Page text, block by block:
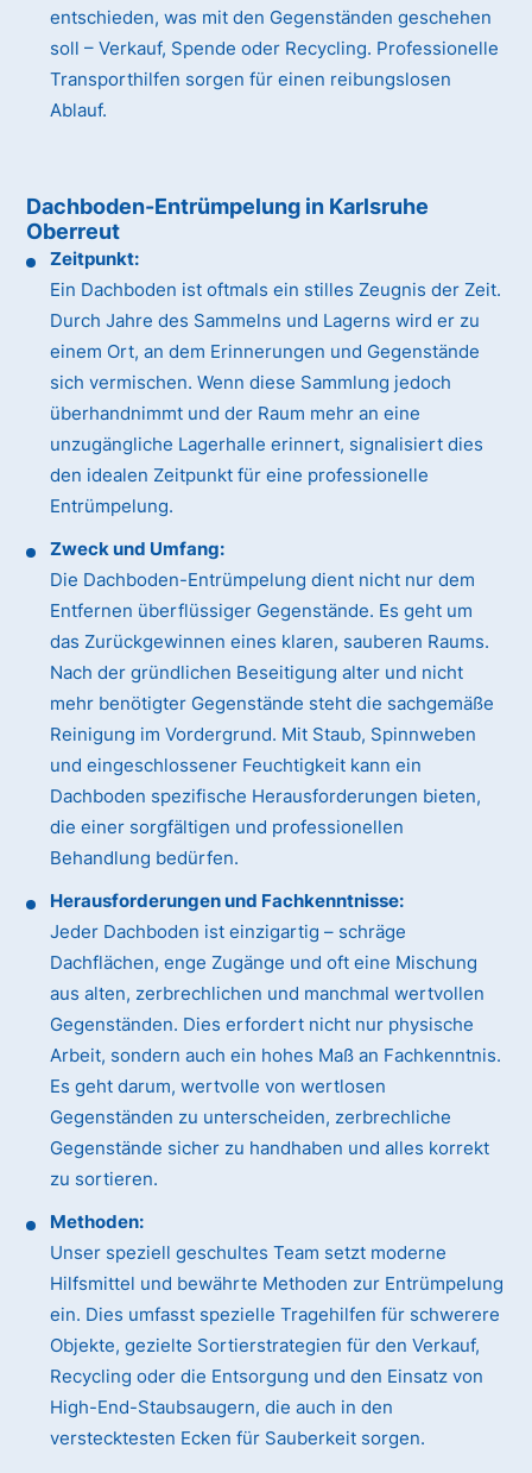
entschieden, was mit den Gegenständen geschehen
soll – Verkauf, Spende oder Recycling. Professionelle
Transporthilfen sorgen für einen reibungslosen
Ablauf.
Dachboden-Entrümpelung in Karlsruhe
Oberreut
Zeitpunkt:
Ein Dachboden ist oftmals ein stilles Zeugnis der Zeit.
Durch Jahre des Sammelns und Lagerns wird er zu
einem Ort, an dem Erinnerungen und Gegenstände
sich vermischen. Wenn diese Sammlung jedoch
überhandnimmt und der Raum mehr an eine
unzugängliche Lagerhalle erinnert, signalisiert dies
den idealen Zeitpunkt für eine professionelle
Entrümpelung.
Zweck und Umfang:
Die Dachboden-Entrümpelung dient nicht nur dem
Entfernen überflüssiger Gegenstände. Es geht um
das Zurückgewinnen eines klaren, sauberen Raums.
Nach der gründlichen Beseitigung alter und nicht
mehr benötigter Gegenstände steht die sachgemäße
Reinigung im Vordergrund. Mit Staub, Spinnweben
und eingeschlossener Feuchtigkeit kann ein
Dachboden spezifische Herausforderungen bieten,
die einer sorgfältigen und professionellen
Behandlung bedürfen.
Herausforderungen und Fachkenntnisse:
Jeder Dachboden ist einzigartig – schräge
Dachflächen, enge Zugänge und oft eine Mischung
aus alten, zerbrechlichen und manchmal wertvollen
Gegenständen. Dies erfordert nicht nur physische
Arbeit, sondern auch ein hohes Maß an Fachkenntnis.
Es geht darum, wertvolle von wertlosen
Gegenständen zu unterscheiden, zerbrechliche
Gegenstände sicher zu handhaben und alles korrekt
zu sortieren.
Methoden:
Unser speziell geschultes Team setzt moderne
Hilfsmittel und bewährte Methoden zur Entrümpelung
ein. Dies umfasst spezielle Tragehilfen für schwerere
Objekte, gezielte Sortierstrategien für den Verkauf,
Recycling oder die Entsorgung und den Einsatz von
High-End-Staubsaugern, die auch in den
verstecktesten Ecken für Sauberkeit sorgen.